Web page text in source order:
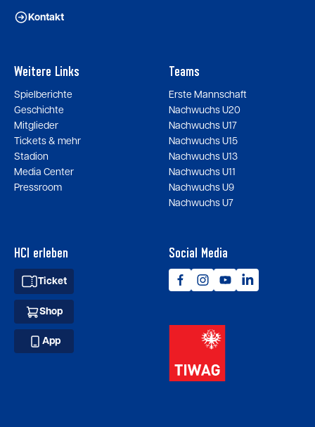
Kontakt
Weitere Links
Spielberichte
Geschichte
Mitglieder
Tickets & mehr
Stadion
Media Center
Pressroom
Teams
Erste Mannschaft
Nachwuchs U20
Nachwuchs U17
Nachwuchs U15
Nachwuchs U13
Nachwuchs U11
Nachwuchs U9
Nachwuchs U7
HCI erleben
Ticket
Shop
App
Social Media